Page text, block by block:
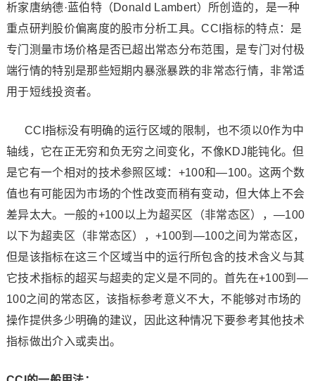
析家唐纳德·蓝伯特（Donald Lambert）所创造的，是一种
重点研判股价偏离度的股市分析工具。CCI指标的特点：是
专门测量市场价格是否已超出常态分布范围，是专门对付极
端行情的特别是那些短期内暴涨暴跌的非常态行情，非常适
用于短线投资者。
CCI指标没有明确的运行区域的限制，也不须以0作为中
轴线，它在正无穷和负无穷之间变化，不像KDJ能钝化。但
是它有一个相对的技术参照区域：+100和—100。这两个数
值也有可能因为市场的个性改变而稍有变动，但大体上不会
差异太大。一般的+100以上为超买区（非常态区），—100
以下为超卖区（非常态区），+100到—100之间为常态区，
但是该指标在这三个区域当中的运行所包含的技术含义与其
它技术指标的超买与超卖的定义是不同的。首先在+100到—
100之间的常态区，该指标参考意义不大，不能够对市场的
操作提供多少明确的建议，因此这种情况下要参考其他技术
指标做出介入或卖出。